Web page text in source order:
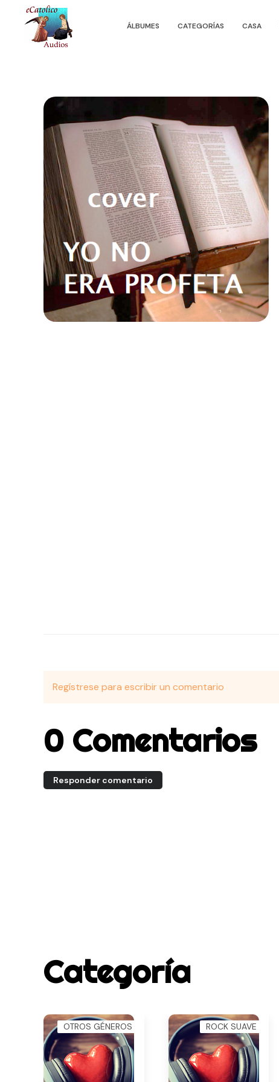
ÁLBUMES CATEGORÍAS CASA
Regístrese para escribir un comentario
0 Comentarios
Responder comentario
Categoría
OTROS GÉNEROS ROCK SUAVE